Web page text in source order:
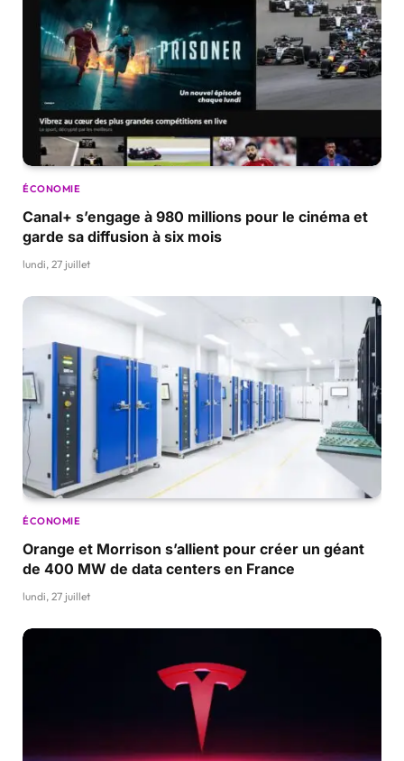
ÉCONOMIE
Canal+ s’engage à 980 millions pour le cinéma et
garde sa diffusion à six mois
lundi, 27 juillet
ÉCONOMIE
Orange et Morrison s’allient pour créer un géant
de 400 MW de data centers en France
lundi, 27 juillet